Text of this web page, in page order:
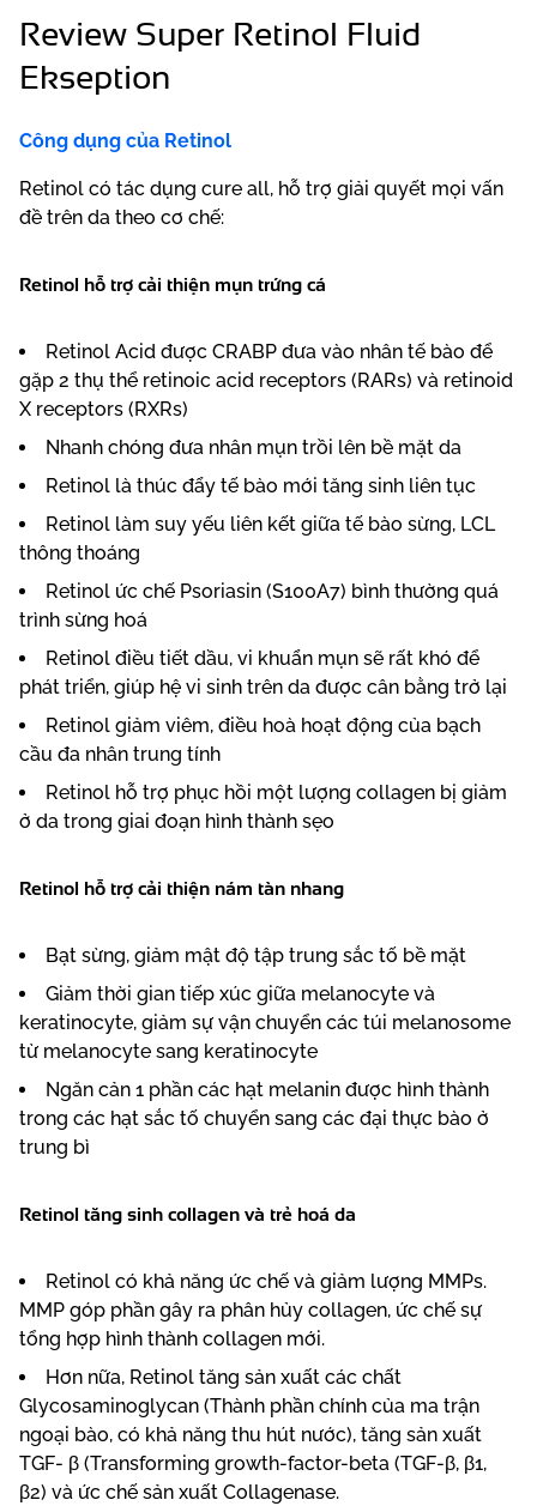
Review Super Retinol Fluid
Ekseption
Công dụng của Retinol
Retinol có tác dụng cure all, hỗ trợ giải quyết mọi vấn
đề trên da theo cơ chế:
Retinol hỗ trợ cải thiện mụn trứng cá
Retinol Acid được CRABP đưa vào nhân tế bào để
gặp 2 thụ thể retinoic acid receptors (RARs) và retinoid
X receptors (RXRs)
Nhanh chóng đưa nhân mụn trồi lên bề mặt da
Retinol là thúc đẩy tế bào mới tăng sinh liên tục
Retinol làm suy yếu liên kết giữa tế bào sừng, LCL
thông thoáng
Retinol ức chế Psoriasin (S100A7) bình thường quá
trình sừng hoá
Retinol điều tiết dầu, vi khuẩn mụn sẽ rất khó để
phát triển, giúp hệ vi sinh trên da được cân bằng trở lại
Retinol giảm viêm, điều hoà hoạt động của bạch
cầu đa nhân trung tính
Retinol hỗ trợ phục hồi một lượng collagen bị giảm
ở da trong giai đoạn hình thành sẹo
Retinol hỗ trợ cải thiện nám tàn nhang
Bạt sừng, giảm mật độ tập trung sắc tố bề mặt
Giảm thời gian tiếp xúc giữa melanocyte và
keratinocyte, giảm sự vận chuyển các túi melanosome
từ melanocyte sang keratinocyte
Ngăn cản 1 phần các hạt melanin được hình thành
trong các hạt sắc tố chuyển sang các đại thực bào ở
trung bì
Retinol tăng sinh collagen và trẻ hoá da
Retinol có khả năng ức chế và giảm lượng MMPs.
MMP góp phần gây ra phân hủy collagen, ức chế sự
tổng hợp hình thành collagen mới.
Hơn nữa, Retinol tăng sản xuất các chất
Glycosaminoglycan (Thành phần chính của ma trận
ngoại bào, có khả năng thu hút nước), tăng sản xuất
TGF- β (Transforming growth-factor-beta (TGF-β, β1,
β2) và ức chế sản xuất Collagenase.